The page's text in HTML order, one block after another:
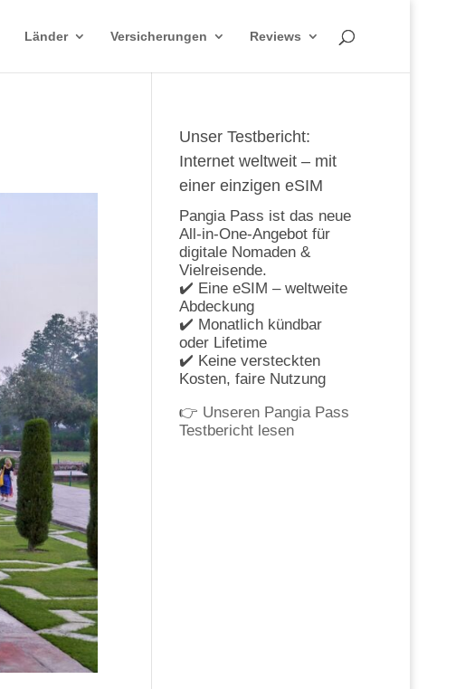
Länder Versicherungen Reviews
Unser Testbericht:
Internet weltweit – mit
einer einzigen eSIM
Pangia Pass ist das neue
All-in-One-Angebot für
digitale Nomaden &
Vielreisende.
✔️ Eine eSIM – weltweite
Abdeckung
✔️ Monatlich kündbar
oder Lifetime
✔️ Keine versteckten
Kosten, faire Nutzung
👉 Unseren Pangia Pass
Testbericht lesen